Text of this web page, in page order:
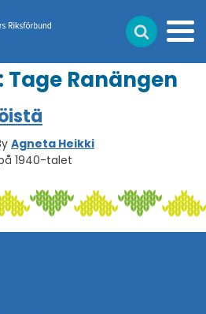
Tage Ranängen
Agneta Heikki
1940-talet